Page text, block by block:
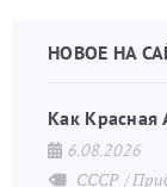
НОВОЕ НА
Как Красная
6.08.2026
СССР